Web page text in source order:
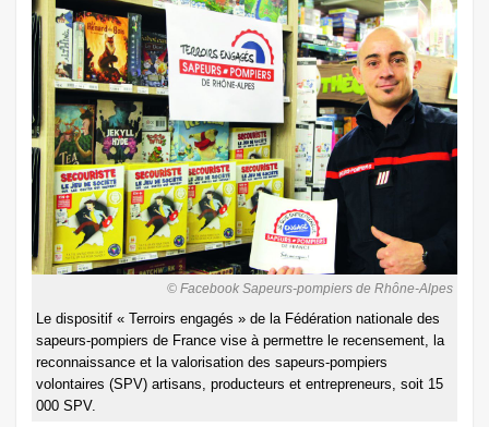
© Facebook Sapeurs-pompiers de Rhône-Alpes
Le dispositif « Terroirs engagés » de la Fédération nationale des
sapeurs-pompiers de France vise à permettre le recensement, la
reconnaissance et la valorisation des sapeurs-pompiers
volontaires (SPV) artisans, producteurs et entrepreneurs, soit 15
000 SPV.